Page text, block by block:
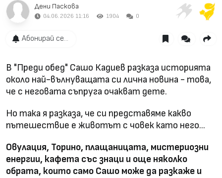
Дени Паскова
04.06.2026 11:16 1904 0
Абонирай се...
В "Преди обед" Сашо Кадиев разказа историята
около най-вълнуващата си лична новина - това,
че с неговата съпруга очакват дете.
Но така я разказа, че си представяме какво
пътешествие е животът с човек като него...
Овулация, Торино, плащаницата, мистериозни
енергии, кафета със знаци и още няколко
обрата, които само Сашо може да разкаже и